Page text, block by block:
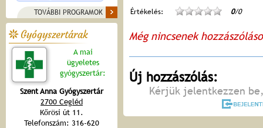
TOVÁBBI PROGRAMOK
Gyógyszertárak
A mai
ügyeletes
gyógyszertár:
Szent Anna Gyógyszertár
2700 Cegléd
Kőrösi út 11.
Telefonszám: 316-620
Értékelés: 0/0
Még nincsenek
Új hozzászólás:
Kérjük jelentkezzen